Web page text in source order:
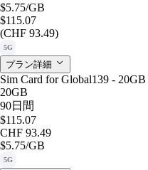
$5.75/GB
$115.07
(CHF 93.49)
5G
プラン詳細
Sim Card for Global139 -
20GB
90日間
$115.07
CHF 93.49
$5.75/GB
5G